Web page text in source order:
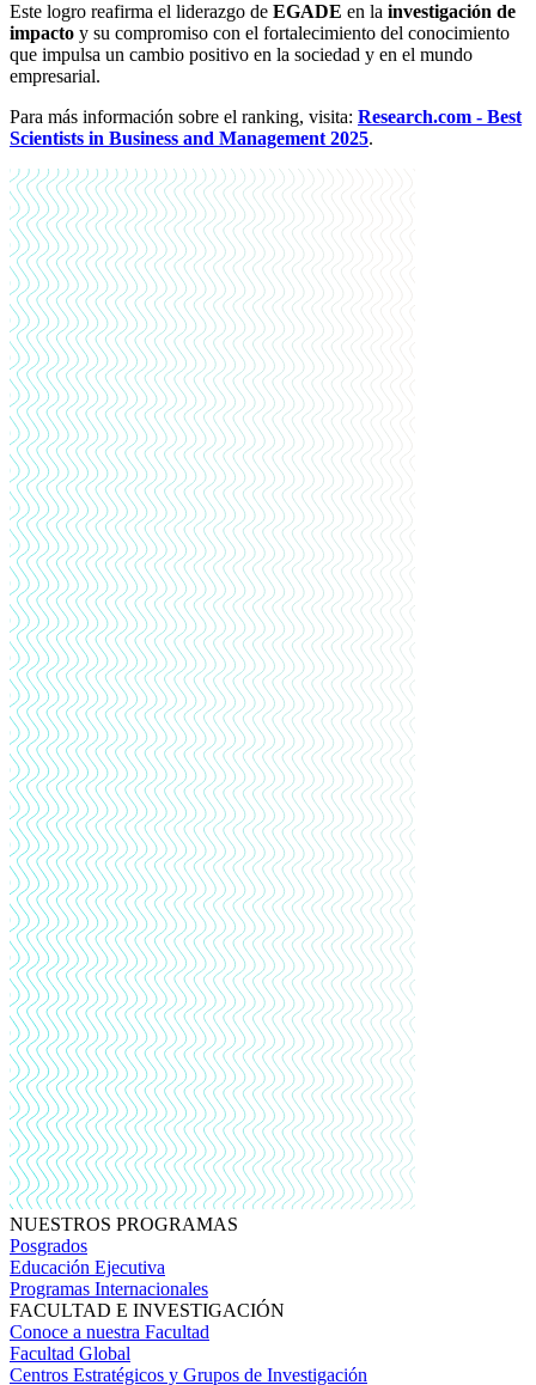
Este logro reafirma el liderazgo de EGADE en la investigación de
impacto y su compromiso con el fortalecimiento del conocimiento
que impulsa un cambio positivo en la sociedad y en el mundo
empresarial.
Para más información sobre el ranking, visita: Research.com - Best
Scientists in Business and Management 2025.
NUESTROS PROGRAMAS
Posgrados
Educación Ejecutiva
Programas Internacionales
FACULTAD E INVESTIGACIÓN
Conoce a nuestra Facultad
Facultad Global
Centros Estratégicos y Grupos de Investigación